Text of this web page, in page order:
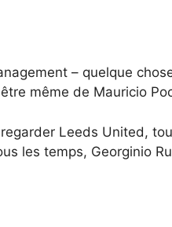
– ​​quelque
même de Mauricio
Leeds United,
les temps, Georginio